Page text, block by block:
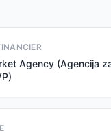
Agency (Agencija